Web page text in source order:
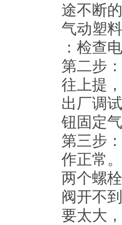
途不断
气动塑
：检查
第二步
往上提
出厂调
钮固定
第三步
作正常
两个螺
阀开不
要太大